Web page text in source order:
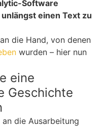
Software
einen Text zu
die Hand, von denen
wurden – hier nun
eine
Geschichte
die Ausarbeitung